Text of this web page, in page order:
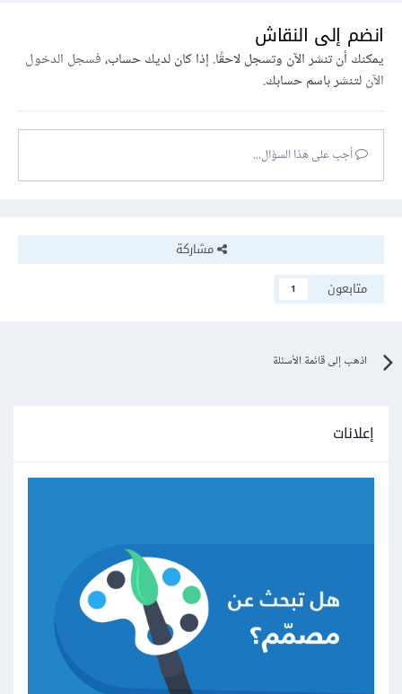
انضم إلى النقاش
يمكنك أن تنشر الآن وتسجل لاحقًا. إذا كان لديك حساب،فسجل الدخول
الآنلتنشر باسم حسابك.
أجب على هذا السؤال...
مشاركة
متابعون
1
اذهب إلى قائمة الأسئلة
إعلانات